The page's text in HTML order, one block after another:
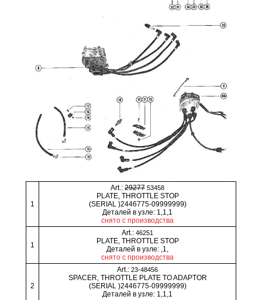
1
Art.: 29277 53458
PLATE, THROTTLE STOP
(SERIAL )2446775-09999999)
Деталей в узле: 1,1,1
снято с производства
1
Art.: 46251
PLATE, THROTTLE STOP
Деталей в узле: ,1,
снято с производства
2
Art.: 23-48456
SPACER, THROTTLE PLATE TO ADAPTOR
(SERIAL )2446775-09999999)
Деталей в узле: 1,1,1